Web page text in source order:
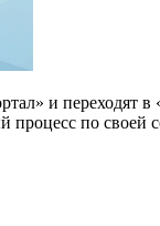
и переходят
процесс по своей